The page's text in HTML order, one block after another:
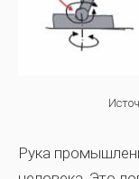
Рука